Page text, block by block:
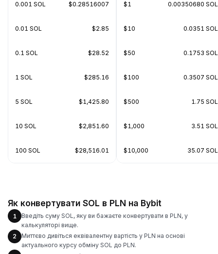
0.001 SOL $0.28516007
0.01 SOL $2.85
0.1 SOL $28.52
1 SOL $285.16
5 SOL $1,425.80
10 SOL $2,851.60
100 SOL $28,516.01
$1 0.00350680 SOL
$10 0.0351 SOL
$50 0.1753 SOL
$100 0.3507 SOL
$500 1.75 SOL
$1,000 3.51 SOL
$10,000 35.07 SOL
Як конвертувати SOL в PLN на Bybit
1
Введіть суму SOL, яку ви бажаєте конвертувати в PLN, у
калькуляторі вище.
2
Миттєво дивіться еквівалентну вартість у PLN на основі
актуального курсу обміну SOL до PLN.